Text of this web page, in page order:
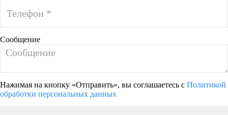
Сообщение
Нажимая на кнопку «Отправить», вы соглашаетесь с Политикой
обработки персональных данных